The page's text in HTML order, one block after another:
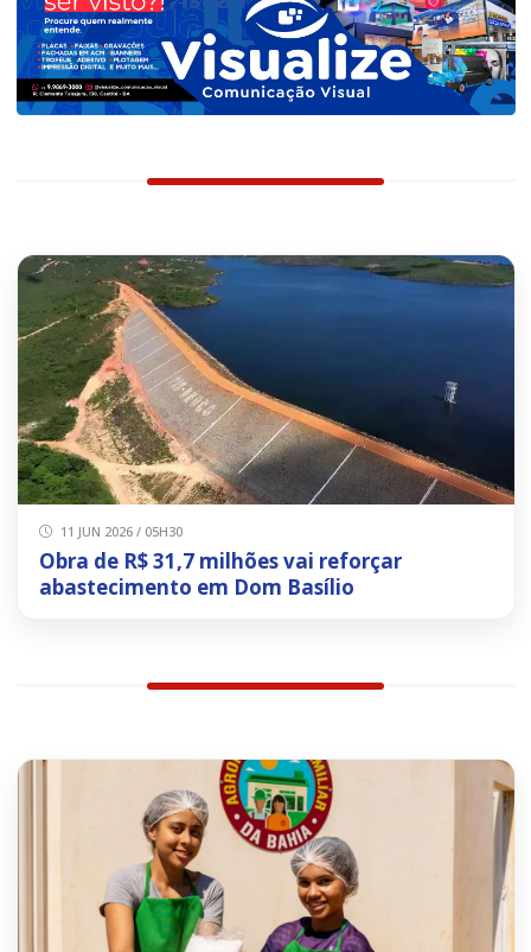
11 JUN 2026 / 05H30
Obra de R$ 31,7 milhões vai reforçar
abastecimento em Dom Basílio